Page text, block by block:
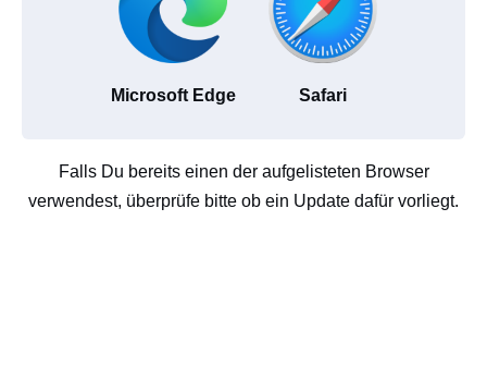
Microsoft Edge Safari
Falls Du bereits einen der aufgelisteten Browser
verwendest, überprüfe bitte ob ein Update dafür vorliegt.